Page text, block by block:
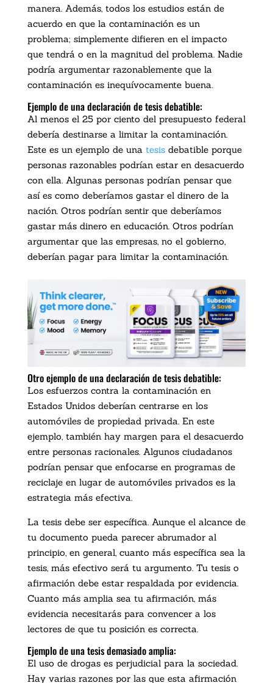
manera. Además, todos los estudios están de
acuerdo en que la contaminación es un
problema; simplemente difieren en el impacto
que tendrá o en la magnitud del problema. Nadie
podría argumentar razonablemente que la
contaminación es inequívocamente buena.
Ejemplo de una declaración de tesis debatible:
Al menos el 25 por ciento del presupuesto federal
debería destinarse a limitar la contaminación.
Este es un ejemplo de una tesisdebatible porque
personas razonables podrían estar en desacuerdo
con ella. Algunas personas podrían pensar que
así es como deberíamos gastar el dinero de la
nación. Otros podrían sentir que deberíamos
gastar más dinero en educación. Otros podrían
argumentar que las empresas, no el gobierno,
deberían pagar para limitar la contaminación.
Otro ejemplo de una declaración de tesis debatible:
Los esfuerzos contra la contaminación en
Estados Unidos deberían centrarse en los
automóviles de propiedad privada. En este
ejemplo, también hay margen para el desacuerdo
entre personas racionales. Algunos ciudadanos
podrían pensar que enfocarse en programas de
reciclaje en lugar de automóviles privados es la
estrategia más efectiva.
La tesis debe ser específica. Aunque el alcance de
tu documento pueda parecer abrumador al
principio, en general, cuanto más específica sea la
tesis, más efectivo será tu argumento. Tu tesis o
afirmación debe estar respaldada por evidencia.
Cuanto más amplia sea tu afirmación, más
evidencia necesitarás para convencer a los
lectores de que tu posición es correcta.
Ejemplo de una tesis demasiado amplia:
El uso de drogas es perjudicial para la sociedad.
Hay varias razones por las que esta afirmación